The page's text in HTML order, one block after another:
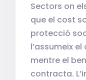
Sectors on
que el cost
protecció
l’assumeix
mentre el
contracta.